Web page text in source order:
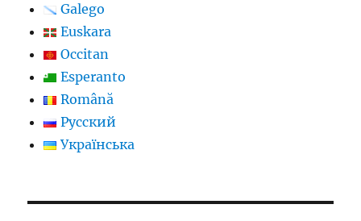
Galego
Euskara
Occitan
Esperanto
Română
Русский
Українська